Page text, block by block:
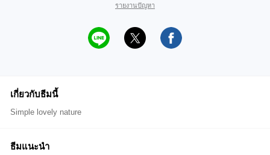
รายงานปัญหา
เกี่ยวกับธีมนี้
Simple lovely nature
ธีมแนะนำ